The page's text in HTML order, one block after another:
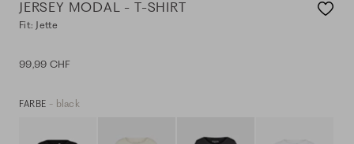
JERSEY MODAL - T-SHIRT
Fit: Jette
99,99 CHF
FARBE - black